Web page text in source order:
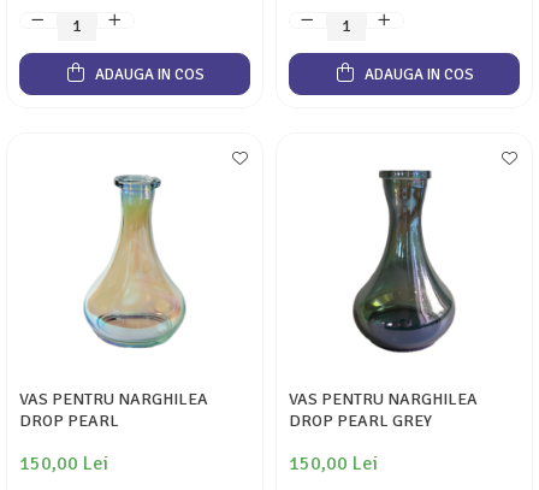
ADAUGA IN COS ADAUGA IN COS
VAS PENTRU NARGHILEA
DROP PEARL
150,00 Lei
VAS PENTRU NARGHILEA
DROP PEARL GREY
150,00 Lei